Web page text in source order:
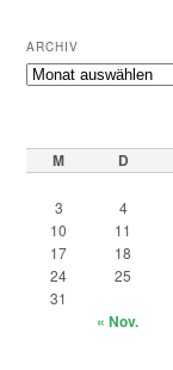
ARCHIV
Archiv
M D
3
4
10
11
17
18
24
25
31
« Nov.